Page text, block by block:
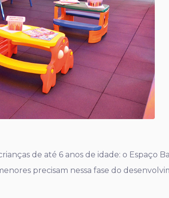
de até 6 anos de idade: o Espaço
precisam nessa fase do